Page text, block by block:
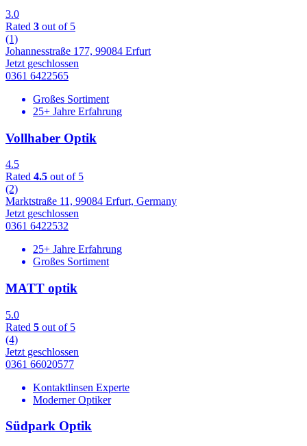
3.0
Rated 3 out of 5
(1)
Johannesstraße 177, 99084 Erfurt
Jetzt geschlossen
0361 6422565
Großes Sortiment
25+ Jahre Erfahrung
Vollhaber Optik
4.5
Rated 4.5 out of 5
(2)
Marktstraße 11, 99084 Erfurt, Germany
Jetzt geschlossen
0361 6422532
25+ Jahre Erfahrung
Großes Sortiment
MATT optik
5.0
Rated 5 out of 5
(4)
Jetzt geschlossen
0361 66020577
Kontaktlinsen Experte
Moderner Optiker
Südpark Optik